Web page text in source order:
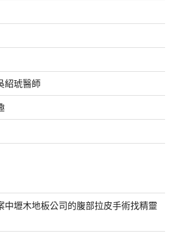
紹琥醫師
中壢木地板公司的腹部拉皮手術找精靈